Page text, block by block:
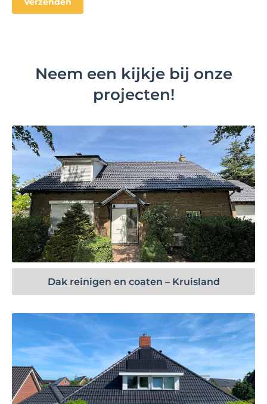
Neem een kijkje bij onze
projecten!
Bekijk project
Dak reinigen en coaten – Kruisland